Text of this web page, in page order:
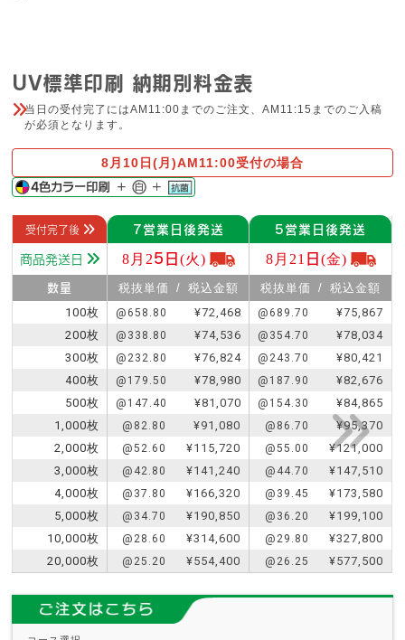
UV標準印刷 納期別料金表
当日の受付完了にはAM11:00までのご注文、AM11:15までのご入稿
が必須となります。
8月10日(月)AM11:00受付の場合
受付完了後 7営業日後発送 5営業日後発送
商品発送日 8月25日(火) 8月21日(金)
数量 税抜単価 / 税込金額 税抜単価 /
税込金額
100枚
@658.80 ¥72,468 @689.70
¥75,867
200枚
@338.80 ¥74,536 @354.70
¥78,034
300枚
@232.80 ¥76,824 @243.70
¥80,421
400枚
@179.50 ¥78,980 @187.90
¥82,676
500枚
@147.40 ¥81,070 @154.30
¥84,865
1,000枚
@82.80 ¥91,080 @86.70
¥95,370
2,000枚
@52.60 ¥115,720 @55.00
¥121,000
3,000枚
@42.80 ¥141,240 @44.70
¥147,510
4,000枚
@37.80 ¥166,320 @39.45
¥173,580
5,000枚
@34.70 ¥190,850 @36.20
¥199,100
10,000枚
@28.60 ¥314,600 @29.80
¥327,800
20,000枚
@25.20 ¥554,400 @26.25 ¥577,500